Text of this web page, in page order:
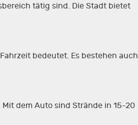
tätig sind. Die Stadt bietet
bedeutet. Es bestehen auch
Mit dem Auto sind Strände in 15-20